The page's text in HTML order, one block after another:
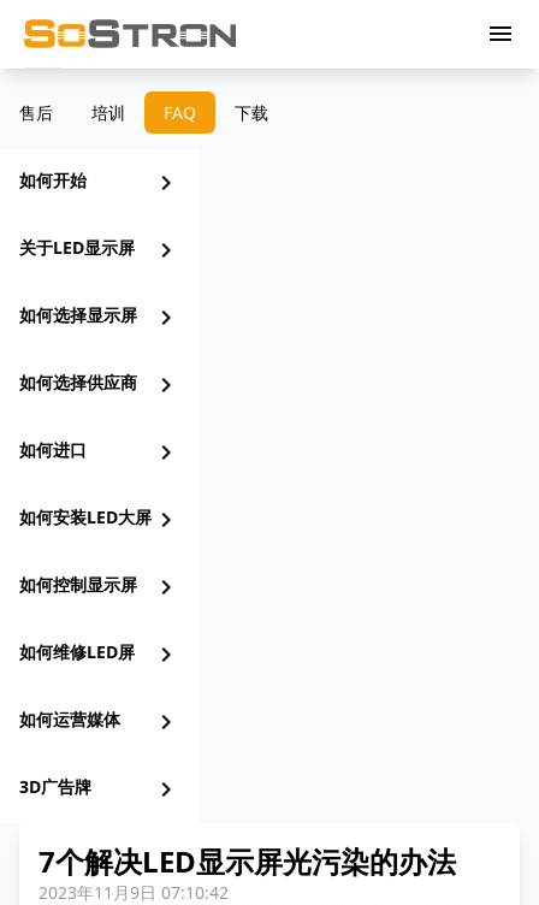
menu
售后 培训 FAQ 下载
如何开始 chevron_right
关于LED显示屏 chevron_right
如何选择显示屏 chevron_right
如何选择供应商 chevron_right
如何进口 chevron_right
如何安装LED大屏 chevron_right
如何控制显示屏 chevron_right
如何维修LED屏 chevron_right
如何运营媒体 chevron_right
3D广告牌 chevron_right
7个解决LED显示屏光污染的办法
2023年11月9日 07:10:42